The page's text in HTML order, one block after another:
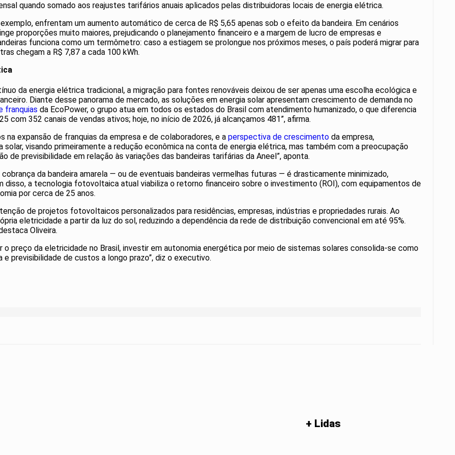
quando somado aos reajustes tarifários anuais aplicados pelas distribuidoras locais de energia elétrica.
enfrentam um aumento automático de cerca de R$ 5,65 apenas sob o efeito da bandeira. Em cenários
proporções muito maiores, prejudicando o planejamento financeiro e a margem de lucro de empresas e
funciona como um termômetro: caso a estiagem se prolongue nos próximos meses, o país poderá migrar para
chegam a R$ 7,87 a cada 100 kWh.
da energia elétrica tradicional, a migração para fontes renováveis deixou de ser apenas uma escolha ecológica e
Diante desse panorama de mercado, as soluções em energia solar apresentam crescimento de demanda no
franquias da EcoPower, o grupo atua em todos os estados do Brasil com atendimento humanizado, o que diferencia
com 352 canais de vendas ativos; hoje, no início de 2026, já alcançamos 481”, afirma.
na expansão de franquias da empresa e de colaboradores, e a perspectiva de crescimento da empresa,
visando primeiramente a redução econômica na conta de energia elétrica, mas também com a preocupação
de previsibilidade em relação às variações das bandeiras tarifárias da Aneel”, aponta.
da bandeira amarela — ou de eventuais bandeiras vermelhas futuras — é drasticamente minimizado,
disso, a tecnologia fotovoltaica atual viabiliza o retorno financeiro sobre o investimento (ROI), com equipamentos de
por cerca de 25 anos.
de projetos fotovoltaicos personalizados para residências, empresas, indústrias e propriedades rurais. Ao
eletricidade a partir da luz do sol, reduzindo a dependência da rede de distribuição convencional em até 95%.
Oliveira.
o preço da eletricidade no Brasil, investir em autonomia energética por meio de sistemas solares consolida-se como
previsibilidade de custos a longo prazo”, diz o executivo.
+ Lidas